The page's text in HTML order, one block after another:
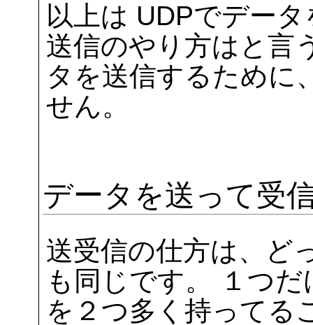
以上は UDPでデー
送信のやり方はと言
タを送信するために
せん。
データを送って受
送受信の仕方は、ど
も同じです。 １つ
を２つ多く持ってる